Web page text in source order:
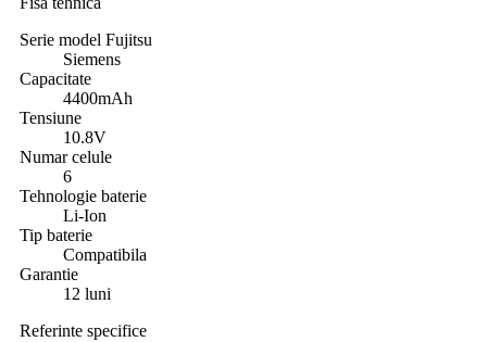
Serie model Fujitsu
Siemens
Capacitate
4400mAh
Tensiune
10.8V
Numar celule
6
Tehnologie baterie
Li-Ion
Tip baterie
Compatibila
Garantie
12 luni
Referinte specifice